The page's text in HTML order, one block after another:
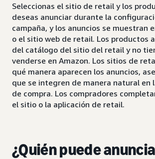
Seleccionas el sitio de retail y los
deseas anunciar durante la
campaña, y los anuncios se muestran
o el sitio web de retail. Los productos
del catálogo del sitio del retail y no
venderse en Amazon. Los sitios de
qué manera aparecen los anuncios,
que se integren de manera natural en
de compra. Los compradores
el sitio o la aplicación de retail.
¿Quién puede